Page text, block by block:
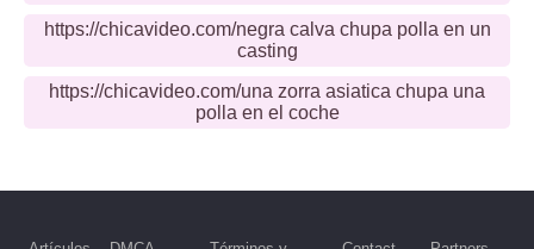
https://chicavideo.com/negra calva chupa polla en un
casting
https://chicavideo.com/una zorra asiatica chupa una
polla en el coche